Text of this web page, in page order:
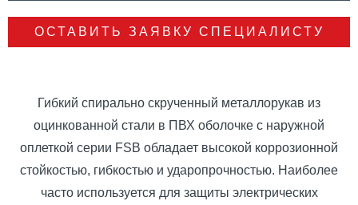
ОСТАВИТЬ ЗАЯВКУ СПЕЦИАЛИСТУ
Гибкий спирально скрученный металлорукав из
оцинкованной стали в ПВХ оболочке с наружной
оплеткой серии FSB обладает высокой коррозионной
стойкостью, гибкостью и ударопрочностью. Наиболее
часто используется для защиты электрических